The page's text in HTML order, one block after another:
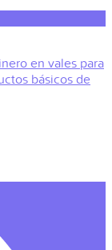
en vales para
básicos de